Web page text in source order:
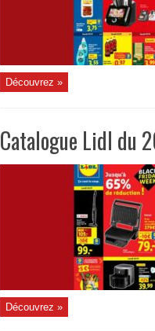
Découvrez »
Catalogue Lidl du
Découvrez »